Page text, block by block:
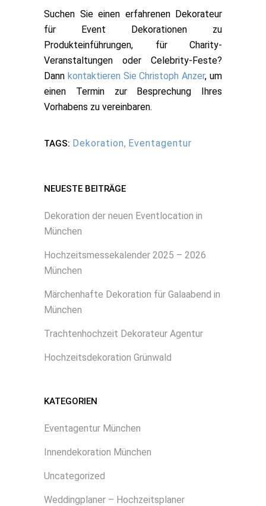
Suchen Sie einen erfahrenen Dekorateur
für Event Dekorationen zu
Produkteinführungen, für Charity-
Veranstaltungen oder Celebrity-Feste?
Dann kontaktieren Sie Christoph Anzer, um
einen Termin zur Besprechung Ihres
Vorhabens zu vereinbaren.
TAGS: Dekoration, Eventagentur
NEUESTE BEITRÄGE
Dekoration der neuen Eventlocation in
München
Hochzeitsmessekalender 2025 – 2026
München
Märchenhafte Dekoration für Galaabend in
München
Trachtenhochzeit Dekorateur Agentur
Hochzeitsdekoration Grünwald
KATEGORIEN
Eventagentur München
Innendekoration München
Uncategorized
Weddingplaner – Hochzeitsplaner